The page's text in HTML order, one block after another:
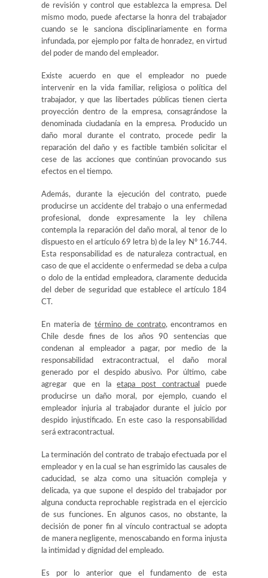
de revisión y control que establezca la empresa. Del
mismo modo, puede afectarse la honra del trabajador
cuando se le sanciona disciplinariamente en forma
infundada, por ejemplo por falta de honradez, en virtud
del poder de mando del empleador.
Existe acuerdo en que el empleador no puede
intervenir en la vida familiar, religiosa o política del
trabajador, y que las libertades públicas tienen cierta
proyección dentro de la empresa, consagrándose la
denominada ciudadanía en la empresa. Producido un
daño moral durante el contrato, procede pedir la
reparación del daño y es factible también solicitar el
cese de las acciones que continúan provocando sus
efectos en el tiempo.
Además, durante la ejecución del contrato, puede
producirse un accidente del trabajo o una enfermedad
profesional, donde expresamente la ley chilena
contempla la reparación del daño moral, al tenor de lo
dispuesto en el artículo 69 letra b) de la ley Nº 16.744.
Esta responsabilidad es de naturaleza contractual, en
caso de que el accidente o enfermedad se deba a culpa
o dolo de la entidad empleadora, claramente deducida
del deber de seguridad que establece el artículo 184
CT.
En materia detérmino de contrato, encontramos en
Chile desde fines de los años 90 sentencias que
condenan al empleador a pagar, por medio de la
responsabilidad extracontractual, el daño moral
generado por el despido abusivo. Por último, cabe
agregar que en laetapa post contractual
puede
producirse un daño moral, por ejemplo, cuando el
empleador injuria al trabajador durante el juicio por
despido injustificado. En este caso la responsabilidad
será extracontractual.
La terminación del contrato de trabajo efectuada por el
empleador y en la cual se han esgrimido las causales de
caducidad, se alza como una situación compleja y
delicada, ya que supone el despido del trabajador por
alguna conducta reprochable registrada en el ejercicio
de sus funciones. En algunos casos, no obstante, la
decisión de poner fin al vínculo contractual se adopta
de manera negligente, menoscabando en forma injusta
la intimidad y dignidad del empleado.
Es por lo anterior que el fundamento de esta